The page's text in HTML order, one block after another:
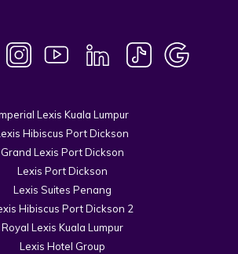
Lexis Kuala Lumpur
Hibiscus Port Dickson
Grand Lexis Port Dickson
Lexis Port Dickson
Lexis Suites Penang
Hibiscus Port Dickson 2
Royal Lexis Kuala Lumpur
Lexis Hotel Group